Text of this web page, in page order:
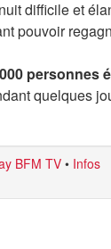
difficile et
pouvoir
personnes
quelques
BFM TV • Infos